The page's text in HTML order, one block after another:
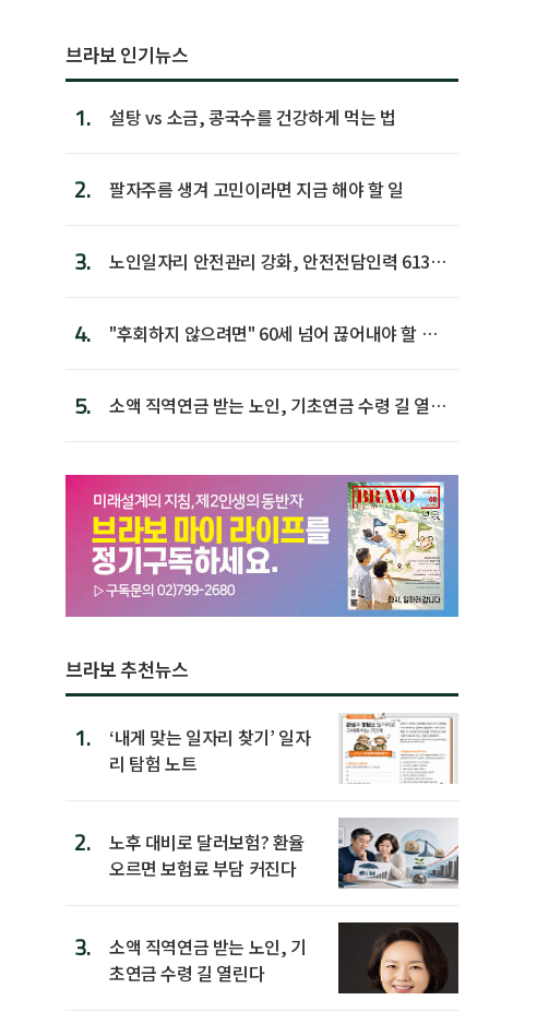
브라보 인기뉴스
1. 설탕 vs 소금, 콩국수를 건강하게 먹는 법
2. 팔자주름 생겨 고민이라면 지금 해야 할 일
3.
노인일자리 안전관리 강화, 안전전담인력 613명
4.
"후회하지 않으려면" 60세 넘어 끊어내야 할 사
5.
소액 직역연금 받는 노인, 기초연금 수령 길 열린
브라보 추천뉴스
1.
‘내게 맞는 일자리 찾기’ 일자
리 탐험 노트
2.
노후 대비로 달러보험? 환율
오르면 보험료 부담 커진다
3.
소액 직역연금 받는 노인, 기
초연금 수령 길 열린다